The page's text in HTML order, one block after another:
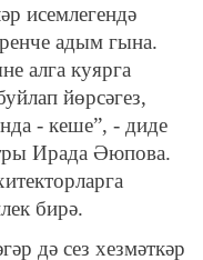
исемлегендә
адым гына.
алга куярга
йөрсәгез,
- кеше”, - диде
Ирада Әюпова.
бирә.
дә сез хезмәткәр